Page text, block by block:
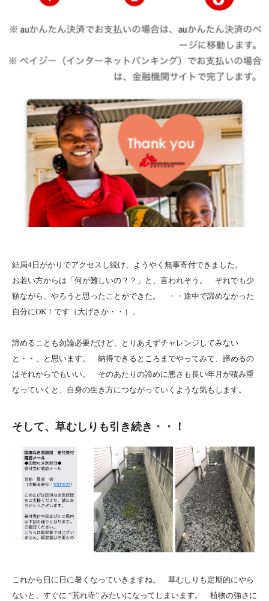
結局4日がかりでアクセスし続け、ようやく無事寄付できました。
お若い方からは「何が難しいの？？」と、言われそう。 それでも少
額ながら、やろうと思ったことができた。 ・・途中で諦めなかった
自分にOK！です（大げさか・・）。
諦めることも勿論必要だけど、とりあえずチャレンジしてみない
と・・、と思います。 納得できるところまでやってみて、諦めるの
はそれからでもいい。 そのあたりの諦めに悪さも長い年月が積み重
なっていくと、自身の生き方につながっていくような気もします。
そして、草むしりも引き続き・・！
これから日に日に暑くなっていきますね。 草むしりも定期的にやら
ないと、すぐに “荒れ寺” みたいになってしまいます。 植物の強さに